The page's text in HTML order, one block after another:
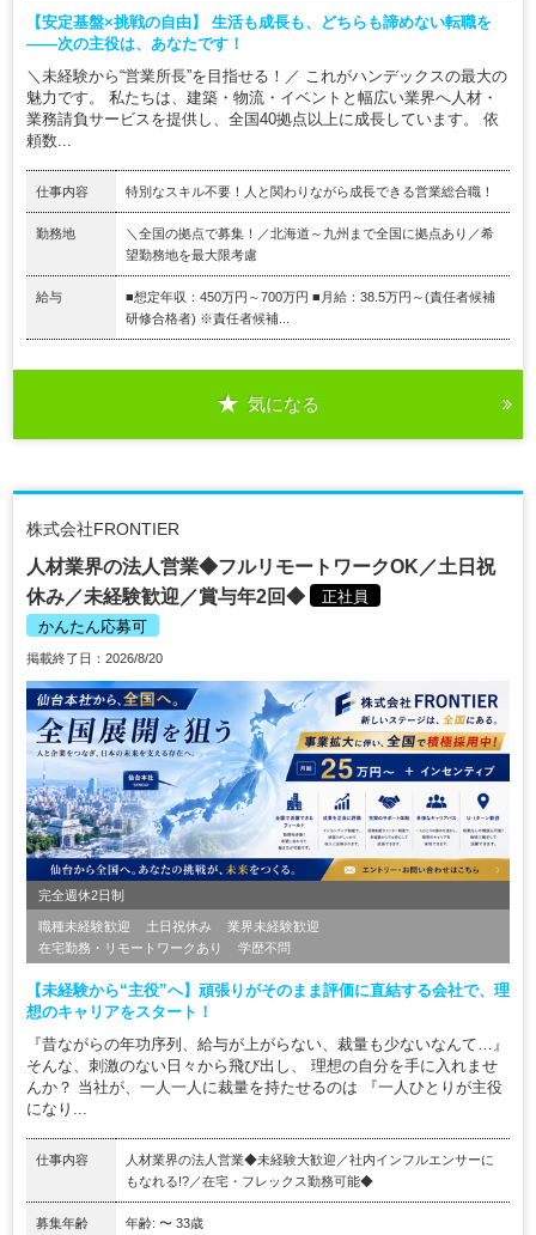
【安定基盤×挑戦の自由】 生活も成長も、どちらも諦めない転職を
——次の主役は、あなたです！
＼未経験から“営業所長”を目指せる！／ これがハンデックスの最大の
魅力です。 私たちは、建築・物流・イベントと幅広い業界へ人材・
業務請負サービスを提供し、全国40拠点以上に成長しています。 依
頼数...
仕事内容 特別なスキル不要！人と関わりながら成長できる営業総合職！
勤務地
＼全国の拠点で募集！／北海道～九州まで全国に拠点あり／希
望勤務地を最大限考慮
給与
■想定年収：450万円～700万円 ■月給：38.5万円～(責任者候補
研修合格者) ※責任者候補...
気になる
株式会社FRONTIER
人材業界の法人営業◆フルリモートワークOK／土日祝
休み／未経験歓迎／賞与年2回◆
正社員
かんたん応募可
掲載終了日：2026/8/20
完全週休2日制
職種未経験歓迎 土日祝休み
業界未経験歓迎
在宅勤務・リモートワークあり
学歴不問
【未経験から“主役”へ】頑張りがそのまま評価に直結する会社で、理
想のキャリアをスタート！
『昔ながらの年功序列、給与が上がらない、裁量も少ないなんて…』
そんな、刺激のない日々から飛び出し、 理想の自分を手に入れませ
んか？ 当社が、一人一人に裁量を持たせるのは 『一人ひとりが主役
になり...
仕事内容
人材業界の法人営業◆未経験大歓迎／社内インフルエンサーに
もなれる!?／在宅・フレックス勤務可能◆
募集年齢 年齢: 〜 33歳